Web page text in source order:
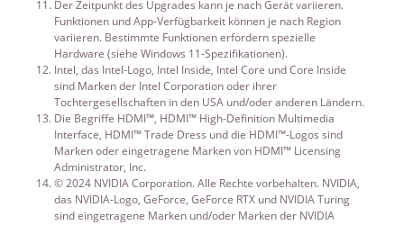
Der Zeitpunkt des Upgrades kann je nach Gerät variieren.
Funktionen und App-Verfügbarkeit können je nach Region
variieren. Bestimmte Funktionen erfordern spezielle
Hardware (siehe Windows 11-Spezifikationen).
Intel, das Intel-Logo, Intel Inside, Intel Core und Core Inside
sind Marken der Intel Corporation oder ihrer
Tochtergesellschaften in den USA und/oder anderen Ländern.
Die Begriffe HDMI™, HDMI™ High-Definition Multimedia
Interface, HDMI™ Trade Dress und die HDMI™-Logos sind
Marken oder eingetragene Marken von HDMI™ Licensing
Administrator, Inc.
© 2024 NVIDIA Corporation. Alle Rechte vorbehalten. NVIDIA,
das NVIDIA-Logo, GeForce, GeForce RTX und NVIDIA Turing
sind eingetragene Marken und/oder Marken der NVIDIA